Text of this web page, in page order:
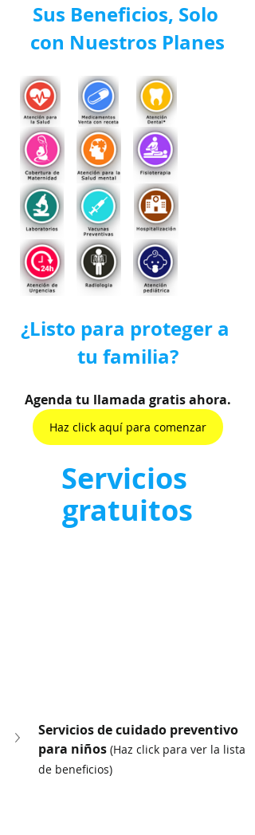
Sus Beneficios, Solo
con Nuestros Planes
¿Listo para proteger a
tu familia?
Agenda tu llamada gratis ahora.
Haz click aquí para comenzar
Servicios
gratuitos
Servicios de cuidado preventivo
para niños (Haz click para ver la lista
de beneficios)